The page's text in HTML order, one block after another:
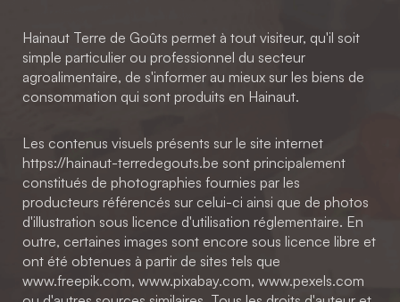
Hainaut Terre de Goûts permet à tout visiteur, qu'il soit
simple particulier ou professionnel du secteur
agroalimentaire, de s'informer au mieux sur les biens de
consommation qui sont produits en Hainaut.
Les contenus visuels présents sur le site internet
https://hainaut-terredegouts.be sont principalement
constitués de photographies fournies par les
producteurs référencés sur celui-ci ainsi que de photos
d'illustration sous licence d'utilisation réglementaire. En
outre, certaines images sont encore sous licence libre et
ont été obtenues à partir de sites tels que
www.freepik.com, www.pixabay.com, www.pexels.com